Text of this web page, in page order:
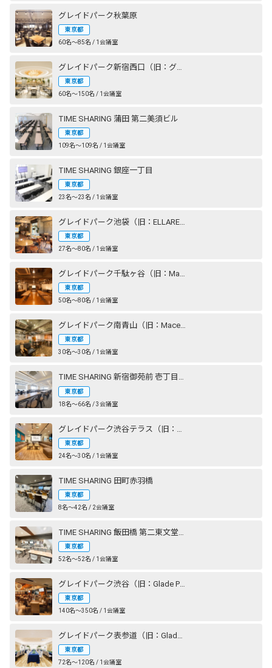
グレイドパーク秋葉原
東京都
60名〜85名 / 1会議室
東京都
60名〜150名 / 1会議室
TIME SHARING 蒲田 第二美須ビル
東京都
109名〜109名 / 1会議室
TIME SHARING 銀座一丁目
東京都
23名〜23名 / 1会議室
グレイドパーク池袋（旧：ELLARE）
東京都
27名〜80名 / 1会議室
グレイドパーク千駄ヶ谷（旧：Mace千駄ヶ谷）
東京都
50名〜80名 / 1会議室
グレイドパーク南青山（旧：Mace南青山）
東京都
30名〜30名 / 1会議室
TIME SHARING 新宿御苑前 壱丁目参番館
東京都
18名〜66名 / 3会議室
東京都
24名〜30名 / 1会議室
TIME SHARING 田町赤羽橋
東京都
8名〜42名 / 2会議室
東京都
52名〜52名 / 1会議室
東京都
140名〜350名 / 1会議室
東京都
72名〜120名 / 1会議室